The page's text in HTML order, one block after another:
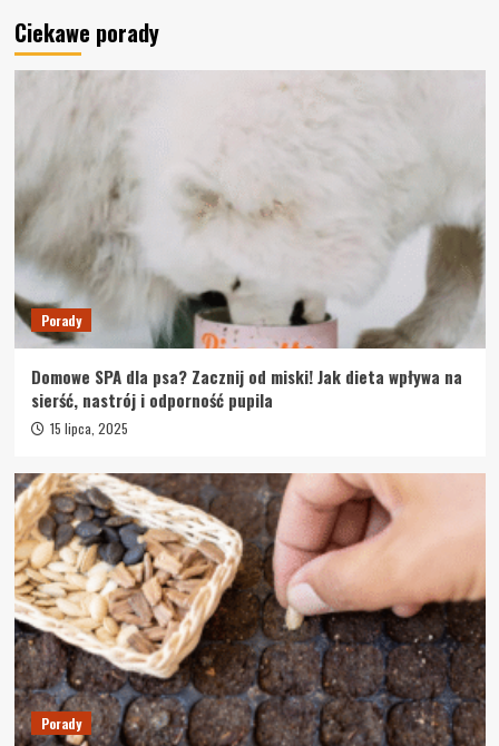
Odchudzanie 360° – jak łączyć dietę, trening i
4
Sit & Shower: więcej niż prysznic – rozwiązanie,
które zmienia życie
5
Porady
CBD – naturalne wsparcie organizmu. Czym są
olejki konopne i jak działają?
Porady
Domowe SPA dla psa? Zacznij od miski! Jak
2
Porady
Czy kupowanie nasion w sklepach
internetowych jest bezpieczne?
3
Dieta Porady
Odchudzanie 360° – jak łączyć dietę, trening i
suplementy, by spalać tłuszcz bez utraty
mięśni
Ciekawe porady
Porady
Domowe SPA dla psa? Zacznij od miski! Jak dieta wpływa na
sierść, nastrój i odporność pupila
15 lipca, 2025
Porady